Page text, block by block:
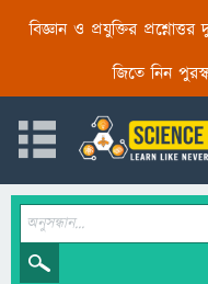
বিজ্ঞান ও প্রযুক্তির
জিতে নিন